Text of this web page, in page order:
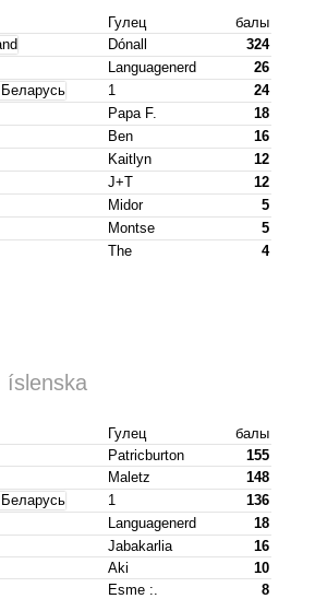
Гулец
балы
Dónall
324
Languagenerd
26
1
24
Papa F.
18
Ben
16
Kaitlyn
12
J+t
12
Midor
5
Montse
5
The 4
íslenska
Гулец
балы
Patricburton
155
Maletz
148
1
136
Languagenerd
18
Jabakarlia
16
Aki
10
Esme :.
8